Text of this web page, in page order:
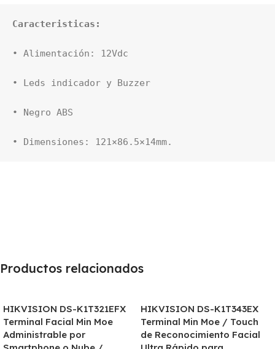
Caracteristicas:
• Alimentación: 12Vdc
• Leds indicador y Buzzer
• Negro ABS
• Dimensiones: 121×86.5×14mm.
Productos relacionados
HIKVISION DS-K1T321EFX
Terminal Facial Min Moe
Administrable por
HIKVISION DS-K1T343EX
Terminal Min Moe / Touch
de Reconocimiento Facial